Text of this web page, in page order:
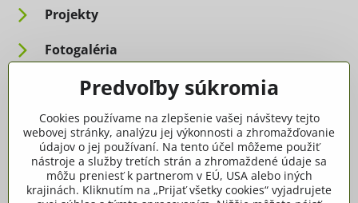
Projekty
Fotogaléria
Informácie pre rodičov
Dôležité informácie
Ako spracúvame osobné údaje
Predvoľby súkromia
Cookies používame na zlepšenie vašej návštevy tejto
webovej stránky, analýzu jej výkonnosti a zhromažďovanie
údajov o jej používaní. Na tento účel môžeme použiť
nástroje a služby tretích strán a zhromaždené údaje sa
môžu preniesť k partnerom v EÚ, USA alebo iných
krajinách. Kliknutím na „Prijať všetky cookies“ vyjadrujete